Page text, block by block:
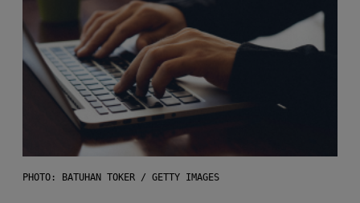
PHOTO: BATUHAN TOKER / GETTY IMAGES